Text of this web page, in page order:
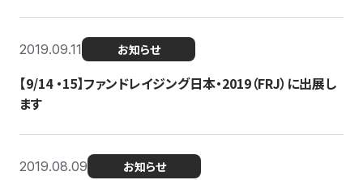
2019.09.11 お知らせ
【9/14 ・15】ファンドレイジング日本・2019（FRJ）に出展し
ます
2019.08.09 お知らせ